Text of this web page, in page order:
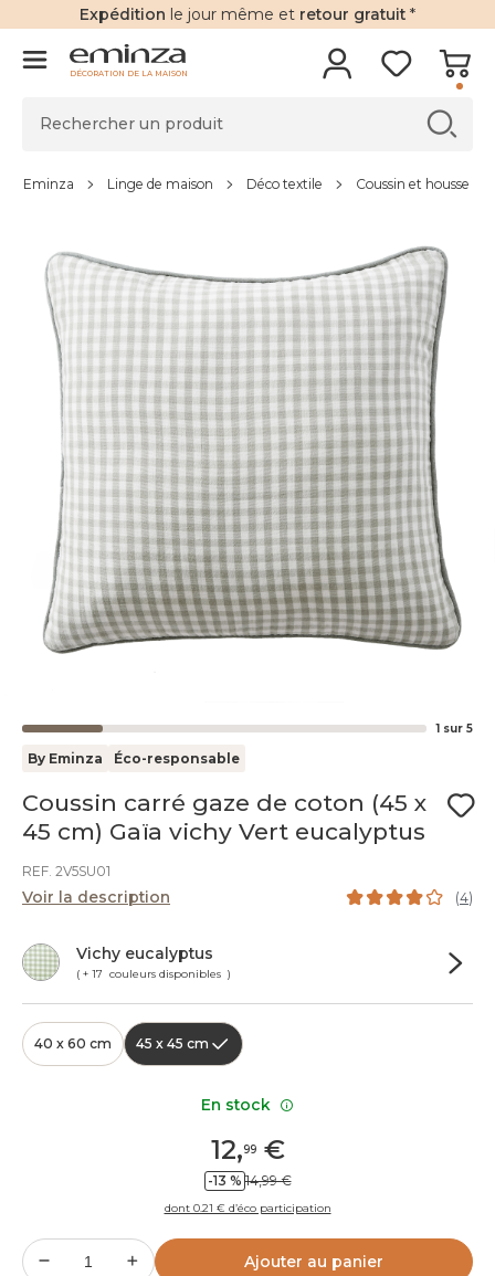
Expédition le jour même et retour gratuit *
DÉCORATION DE LA MAISON
Eminza Linge de maison Déco textile Coussin et housse
1 sur 5
By Eminza Éco-responsable
Coussin carré gaze de coton (45 x
45 cm) Gaïa vichy Vert eucalyptus
REF. 2V5SU01
Voir la description (4)
Vichy eucalyptus
( + 17 couleurs disponibles )
40 x 60 cm 45 x 45 cm
12,99€
-13 % 14,99 €
dont 0.21 € d’éco participation
Ajouter au panier